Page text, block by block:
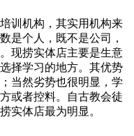
训机构，其实用机构来
是个人，既不是公司，
现捞实体店主要是生意
择学习的地方。其优势
当然劣势也很明显，学
或者控料。自古教会徒
实体店最为明显。